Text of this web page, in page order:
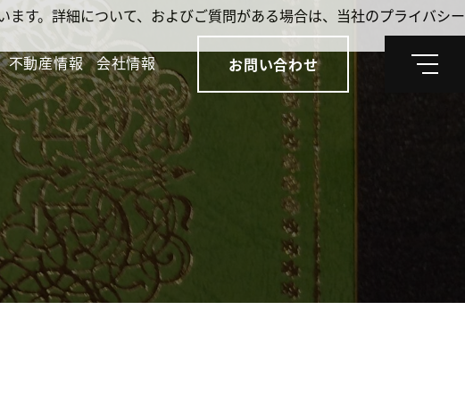
不動産情報 会社情報 お問い合わせ
メ
す。詳細について、およびご質問がある場合は、当社のプライバシー